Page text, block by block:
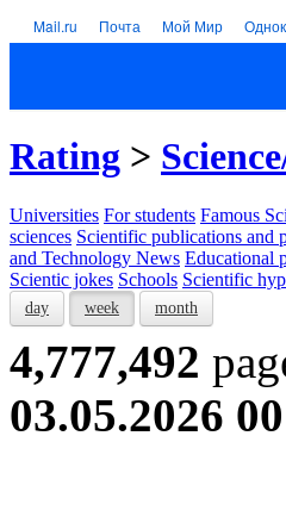
Mail.ru Почта Мой Мир
Rating >
Universities For students Famous
sciences Scientific publications and
and Technology News Educational
Scientic jokes Schools Scientific
day week month
4,777,492
03.05.2026